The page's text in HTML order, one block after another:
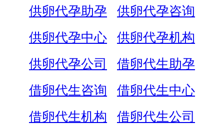
供卵代孕助孕
供卵代孕咨询
供卵代孕中心
供卵代孕机构
供卵代孕公司
借卵代生助孕
借卵代生咨询
借卵代生中心
借卵代生机构
借卵代生公司